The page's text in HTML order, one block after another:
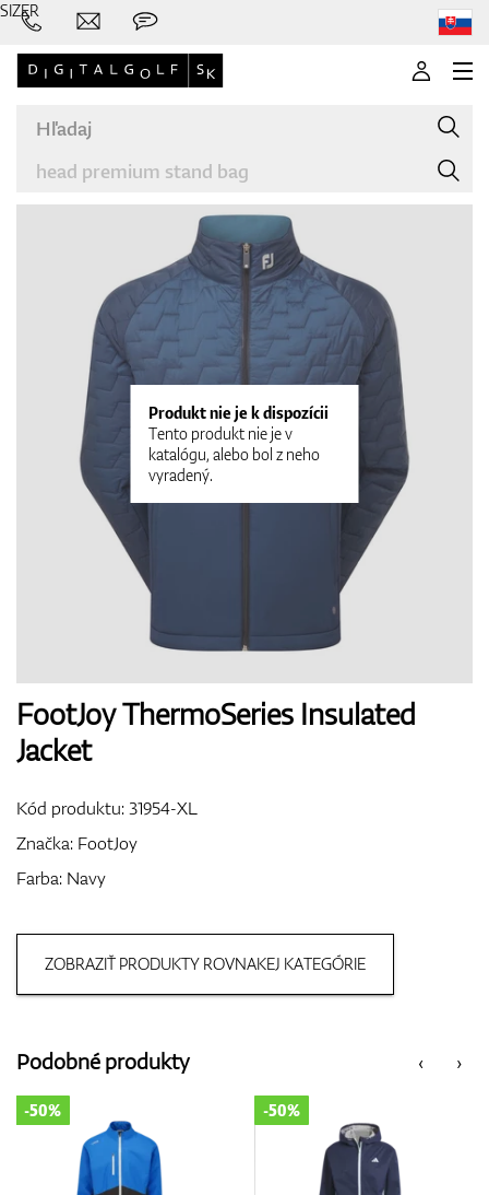
Značky
Palice
Oblečenie
Vozíky
GPS/Zameriavače
Produkt nie je k dispozícii
Tento produkt nie je v
katalógu, alebo bol z neho
vyradený.
FootJoy ThermoSeries Insulated
Jacket
Kód produktu:31954-XL
Značka: FootJoy
Farba: Navy
ZOBRAZIŤ PRODUKTY ROVNAKEJ KATEGÓRIE
‹
Podobné produkty ›
-50%
SIZER